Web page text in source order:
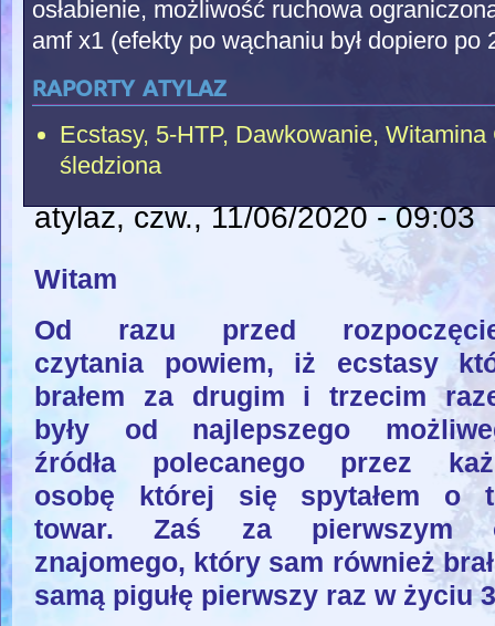
osłabienie, możliwość ruchowa
amf x1 (efekty po wąchaniu był dopiero po
raporty atylaz
Ecstasy, 5-HTP, Dawkowanie,
śledziona
atylaz, czw., 11/06/2020 - 09:03
Witam
Od razu przed
czytania powiem, iż ecstasy
brałem za drugim i trzecim
były od najlepszego
źródła polecanego przez
osobę której się spytałem o
towar. Zaś za pierwszym
znajomego, który sam również
samą pigułę pierwszy raz w życiu